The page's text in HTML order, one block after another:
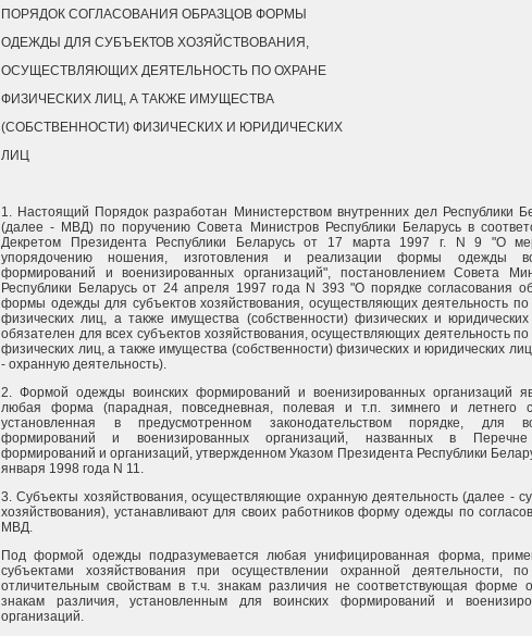
ПОРЯДОК СОГЛАСОВАНИЯ ОБРАЗЦОВ ФОРМЫ
ОДЕЖДЫ ДЛЯ СУБЪЕКТОВ ХОЗЯЙСТВОВАНИЯ,
ОСУЩЕСТВЛЯЮЩИХ ДЕЯТЕЛЬНОСТЬ ПО ОХРАНЕ
ФИЗИЧЕСКИХ ЛИЦ, А ТАКЖЕ ИМУЩЕСТВА
(СОБСТВЕННОСТИ) ФИЗИЧЕСКИХ И ЮРИДИЧЕСКИХ
ЛИЦ
1. Настоящий Порядок разработан Министерством внутренних дел Республики
(далее - МВД) по поручению Совета Министров Республики Беларусь в
Декретом Президента Республики Беларусь от 17 марта 1997 г. N 9 "О
упорядочению ношения, изготовления и реализации формы одежды
формирований и военизированных организаций", постановлением Совета
Республики Беларусь от 24 апреля 1997 года N 393 "О порядке согласования
формы одежды для субъектов хозяйствования, осуществляющих деятельность по
физических лиц, а также имущества (собственности) физических и
обязателен для всех субъектов хозяйствования, осуществляющих деятельность
физических лиц, а также имущества (собственности) физических и юридических
- охранную деятельность).
2. Формой одежды воинских формирований и военизированных организаций
любая форма (парадная, повседневная, полевая и т.п. зимнего и летнего
установленная в предусмотренном законодательством порядке, для
формирований и военизированных организаций, названных в
формирований и организаций, утвержденном Указом Президента Республики
января 1998 года N 11.
3. Субъекты хозяйствования, осуществляющие охранную деятельность (далее -
хозяйствования), устанавливают для своих работников форму одежды по
МВД.
Под формой одежды подразумевается любая унифицированная форма,
субъектами хозяйствования при осуществлении охранной деятельности,
отличительным свойствам в т.ч. знакам различия не соответствующая форме
знакам различия, установленным для воинских формирований и
организаций.